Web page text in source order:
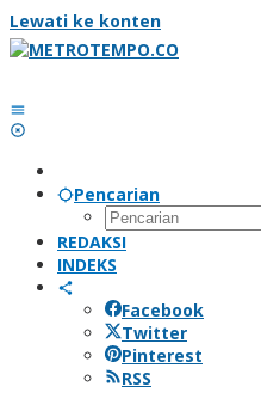
Lewati ke konten
Pencarian
REDAKSI
INDEKS
Facebook
Twitter
Pinterest
RSS